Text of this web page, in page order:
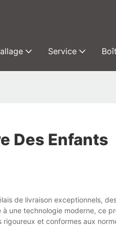
Service
Des Enfants
de livraison exceptionnels,
une technologie moderne, ce
et conformes aux